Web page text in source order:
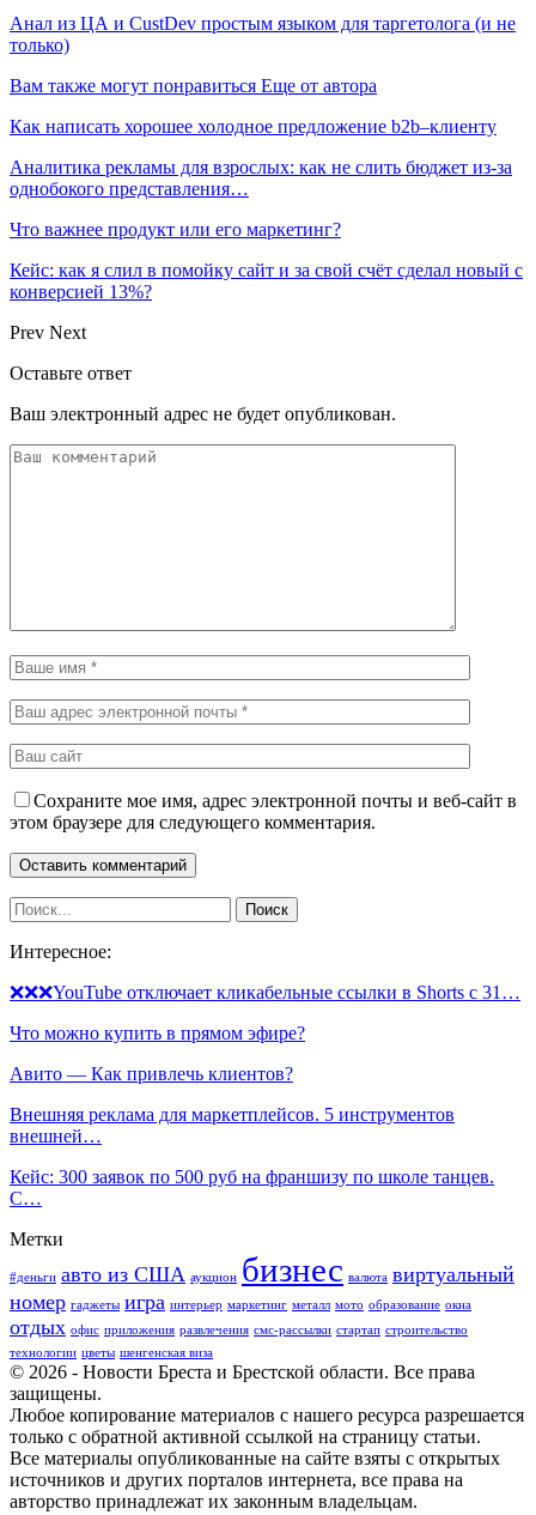
Анал из ЦА и CustDev простым языком для таргетолога (и не
только)
Вам также могут понравиться Еще от автора
Как написать хорошее холодное предложение b2b–клиенту
Аналитика рекламы для взрослых: как не слить бюджет из-за
однобокого представления…
Что важнее продукт или его маркетинг?
Кейс: как я слил в помойку сайт и за свой счёт сделал новый с
конверсией 13%?
Prev Next
Оставьте ответ
Ваш электронный адрес не будет опубликован.
Сохраните мое имя, адрес электронной почты и веб-сайт в
этом браузере для следующего комментария.
Интересное:
❌❌❌YouTube отключает кликабельные ссылки в Shorts с 31…
Что можно купить в прямом эфире?
Авито — Как привлечь клиентов?
Внешняя реклама для маркетплейсов. 5 инструментов
внешней…
Кейс: 300 заявок по 500 руб на франшизу по школе танцев.
С…
Метки
#деньги авто из США аукцион бизнес валюта виртуальный
номер гаджеты игра интерьер маркетинг металл мото образование окна
отдых офис приложения развлечения смс-рассылки стартап строительство
технологии цветы шенгенская виза
© 2026 - Новости Бреста и Брестской области. Все права
защищены.
Любое копирование материалов с нашего ресурса разрешается
только с обратной активной ссылкой на страницу статьи.
Все материалы опубликованные на сайте взяты с открытых
источников и других порталов интернета, все права на
авторство принадлежат их законным владельцам.